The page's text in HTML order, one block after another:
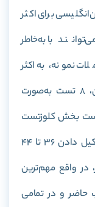
برای اکثر
با به‌خاطر
نمونه، به اکثر
تست‌های این بخش پاسخ دهند. واژگان، 8 تست به‌صورت
در کنکور دارد و معمولا ۱ تا ۳ تست بخش کلوزتست
هم مربوط به واژگان است. واژگان با تشکیل دادن 36 تا 44
در واقع مهم‌ترین
حاضر و در تمامی